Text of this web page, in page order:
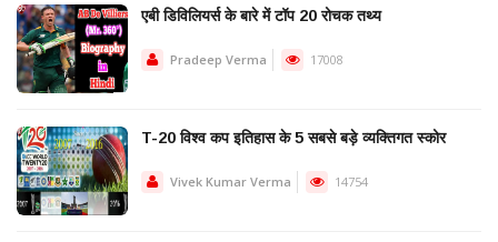
एबी डिविलियर्स के बारे में टॉप 20 रोचक तथ्य
Pradeep Verma 17008
T-20 विश्व कप इतिहास के 5 सबसे बड़े व्यक्तिगत स्कोर
Vivek Kumar Verma 14754